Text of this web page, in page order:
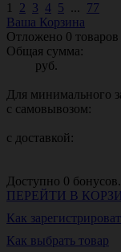
1 2 3 4 5 ... 77
Ваша Корзина
Отложено 0 товаров
Общая сумма:
руб.
Для минимального
с самовывозом:
с доставкой:
Доступно 0 бонусов.
ПЕРЕЙТИ В
Как
Как выбрать товар